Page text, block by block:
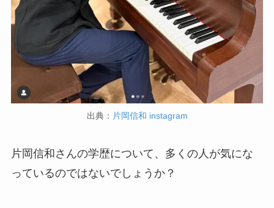
出典： 片岡信和 instagram
片岡信和さんの学歴について、多くの人が気にな
っているのではないでしょうか？